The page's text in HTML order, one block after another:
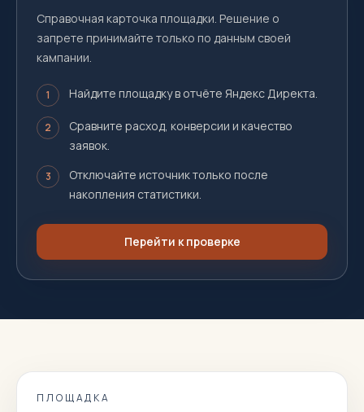
Справочная карточка площадки. Решение о
запрете принимайте только по данным своей
кампании.
1 Найдите площадку в отчёте Яндекс Директа.
2
Сравните расход, конверсии и качество
заявок.
3
Отключайте источник только после
накопления статистики.
Перейти к проверке
ПЛОЩАДКА